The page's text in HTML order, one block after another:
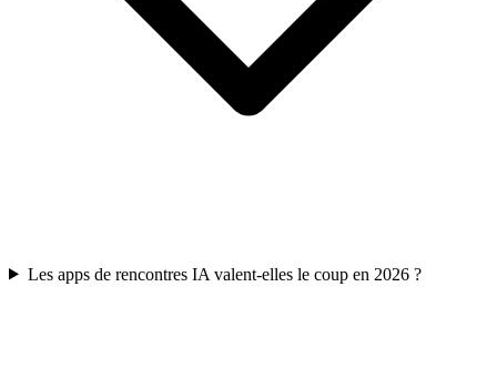
Les apps de rencontres IA valent-elles le coup en 2026 ?